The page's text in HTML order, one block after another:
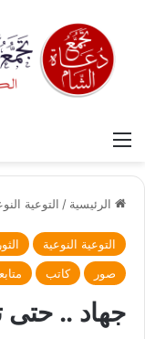
القائمة
الرئيسية / التوعية
التوعية النوعية
صور
كاتب
جهاد .. حتى